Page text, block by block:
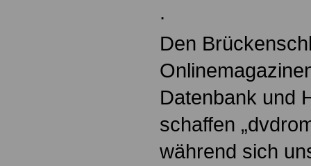
.
Den
Datenbank und
schaffen
während sich